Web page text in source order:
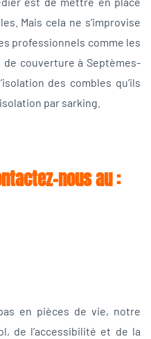
Mais cela ne s’improvise
professionnels comme les
couverture à Septèmes-
des combles qu’ils
par sarking.
nous au :
en pièces de vie, notre
de l’accessibilité et de la